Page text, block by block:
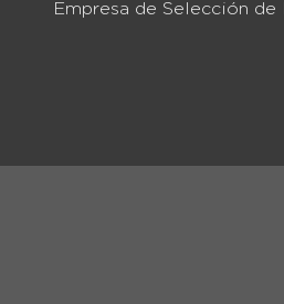
Empresa de Selección de